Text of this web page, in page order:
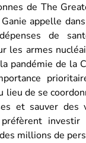
de The
appelle
de
les armes
pandémie de la
lieu de se
et sauver des
investir
millions de